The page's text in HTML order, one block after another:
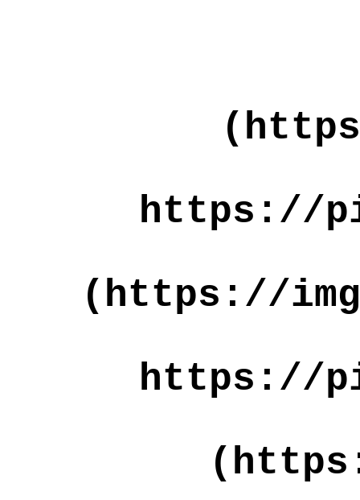
https://
(https://
https://